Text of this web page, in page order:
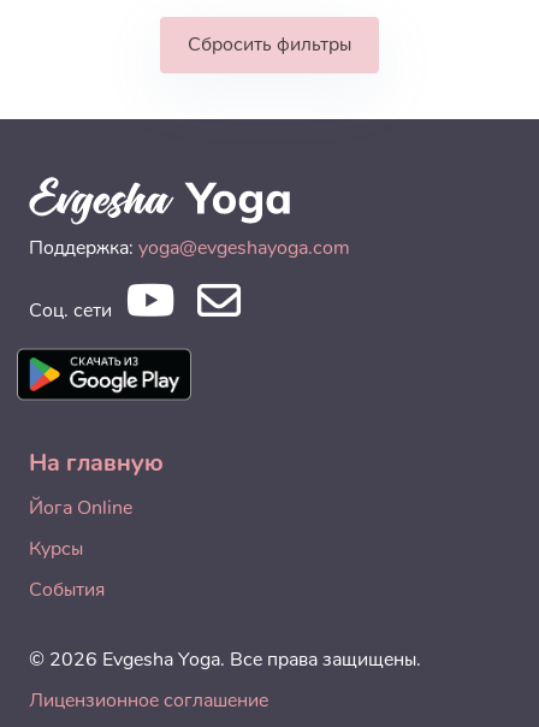
Сбросить фильтры
Поддержка: yoga@evgeshayoga.com
Соц. сети
На главную
Йога Online
Курсы
События
© 2026 Evgesha Yoga. Все права защищены.
Лицензионное соглашение